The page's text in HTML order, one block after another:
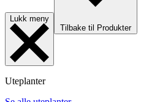
Lukk meny
Tilbake til Produkter
Uteplanter